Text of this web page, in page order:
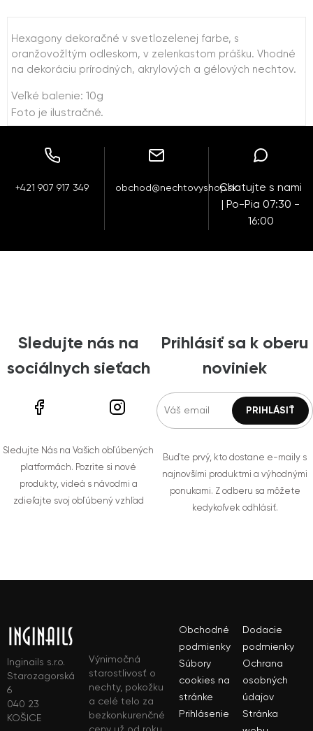
Hexagony dekoračné v svetlozelenej farbe, s
oranžovožltým odleskom, v zelenkastom prášku. Vhodné
na dekoráciu prírodných, akrylových a gélových nechtov.
Veľké balenie: 10g
Foto je ilustračné.
+421 907 917 349 obchod@nechtovyshop.skChatujte s nami
| Po-Pia 07:30 -
16:00
Sledujte nás na
sociálnych sieťach
Sledujte Nás na Vašich obľúbených
platformách. Pozrite si nové
produkty, videá s návodmi a
zdieľajte svoj obľúbený vzhľad
Prihlásiť sa k oberu
noviniek
Buďte prvý, kto dostane e-maily s
najnovšími produktmi a výhodnými
ponukami. Z odberu sa môžete
kedykoľvek odhlásiť.
Inginails s.r.o.
Starozagorská
6
040 23
KOŠICE
Výnimočná
starostlivosť o
nechty, pokožku
a celé telo za
bezkonkurenčné
Obchodné
podmienky
Dodacie
podmienky
Súbory
cookies na
stránke
Ochrana
osobných
údajov
Prihlásenie
Stránka